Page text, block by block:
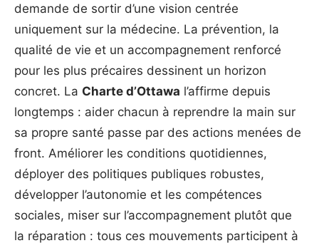
demande de sortir d’une vision centrée
uniquement sur la médecine. La prévention, la
qualité de vie et un accompagnement renforcé
pour les plus précaires dessinent un horizon
concret. La Charte d’Ottawa l’affirme depuis
longtemps : aider chacun à reprendre la main sur
sa propre santé passe par des actions menées de
front. Améliorer les conditions quotidiennes,
déployer des politiques publiques robustes,
développer l’autonomie et les compétences
sociales, miser sur l’accompagnement plutôt que
la réparation : tous ces mouvements participent à